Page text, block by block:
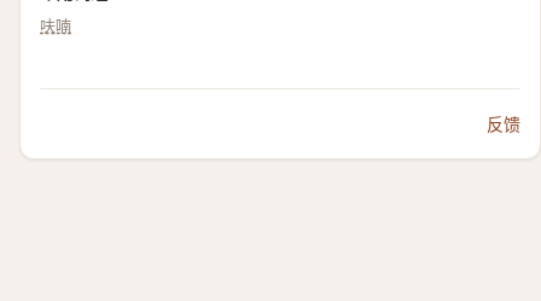
呋喃
反馈